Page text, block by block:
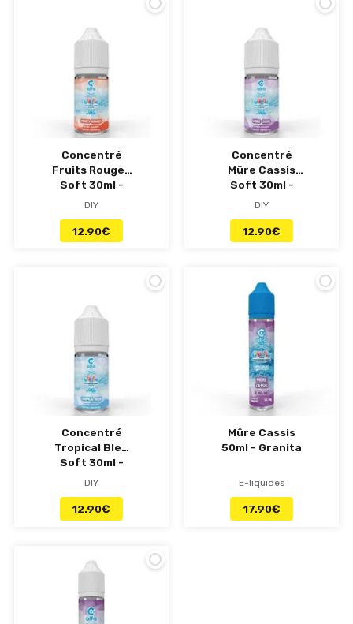
Concentré
Fruits Rouges
Soft 30ml -
Granita
DIY
12.90€
Concentré
Mûre Cassis
Soft 30ml -
Granita
DIY
12.90€
Concentré
Tropical Bleu
Soft 30ml -
Granita
DIY
12.90€
Mûre Cassis
50ml - Granita
E-liquides
17.90€